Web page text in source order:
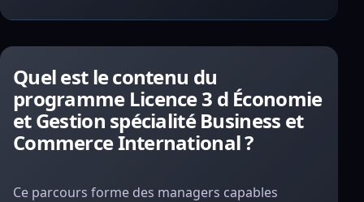
Quel est le contenu du
programme Licence 3 d Économie
et Gestion spécialité Business et
Commerce International ?
Ce parcours forme des managers capables